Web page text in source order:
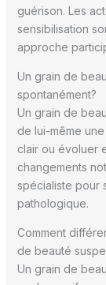
guérison. Les
sensibilisation
approche
Un grain de
spontanément?
Un grain de
de lui-même
clair ou évoluer
changements
spécialiste pour
pathologique.
Comment
de beauté
Un grain de